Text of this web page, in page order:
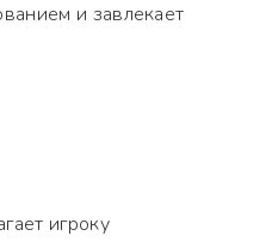
и завлекает
игроку